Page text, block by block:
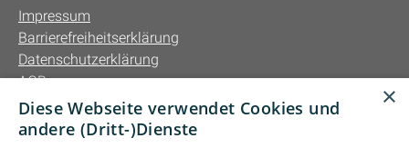
Impressum
Barrierefreiheitserklärung
Datenschutzerklärung
AGB
Unsere Bereiche
×
Diese Webseite verwendet Cookies und
andere (Dritt-)Dienste